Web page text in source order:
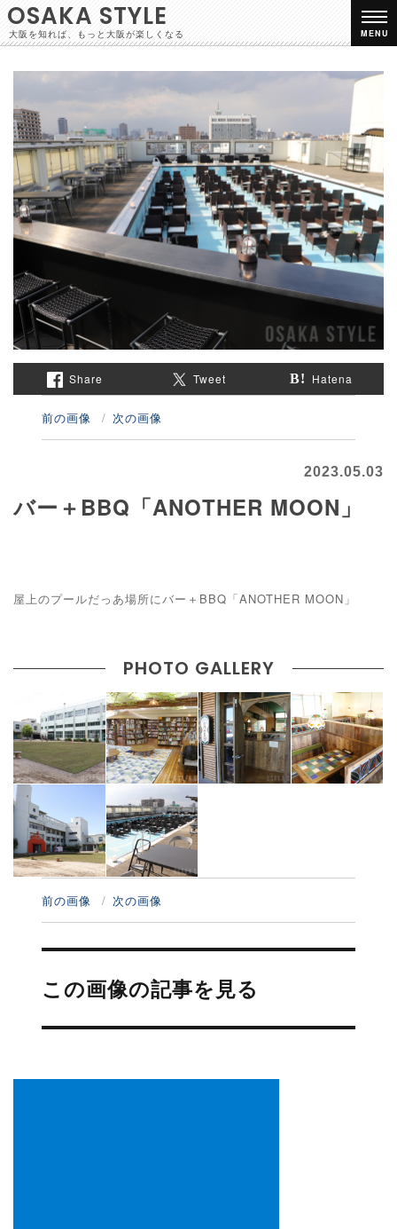
OSAKA STYLE
大阪を知れば、もっと大阪が楽しくなる MENU
Share Tweet Hatena
前の画像 次の画像
2023.05.03
バー＋BBQ「ANOTHER MOON」
屋上のプールだっあ場所にバー＋BBQ「ANOTHER MOON」
PHOTO GALLERY
前の画像 次の画像
投
ナ
ビ
ー
この画像の記事を見る